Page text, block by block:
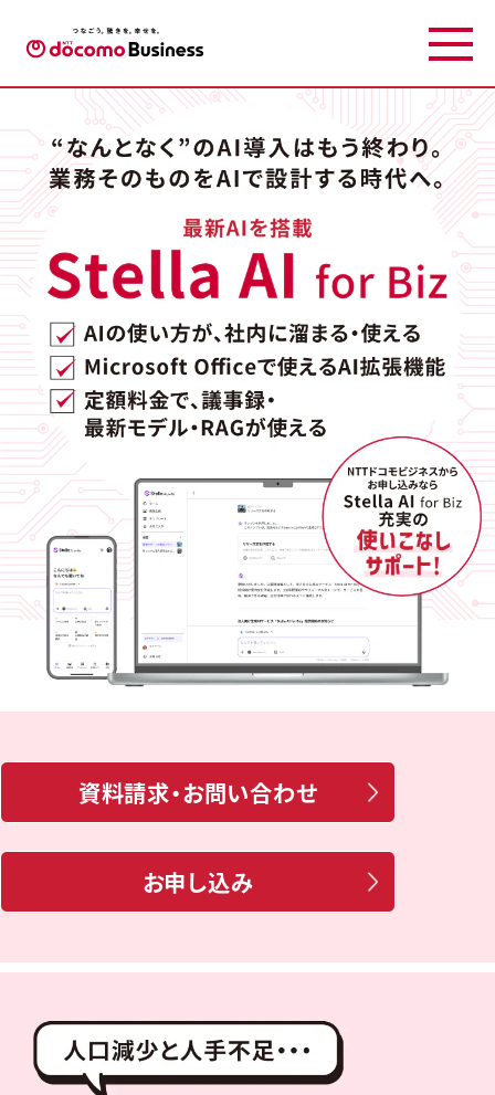
法人向け生成AIサービス 「Stella AI for Biz」 ｜NTTドコモビジネス
資料請求・お問い合わせ
お申し込み